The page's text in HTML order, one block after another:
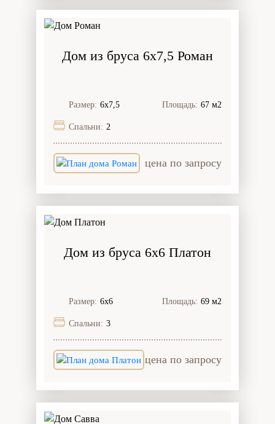
Дом из бруса 6x7,5 Роман
Размер: 6х7,5 Площадь: 67 м2
Спальни: 2
цена по запросу
Дом из бруса 6x6 Платон
Размер: 6х6 Площадь: 69 м2
Спальни: 3
цена по запросу